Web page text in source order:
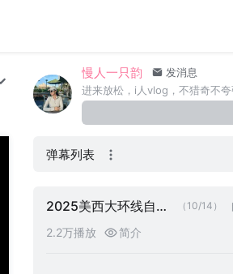
慢人一只韵
发消息
弹幕列表
2025美西大环线自驾
（10/14）
2.2万播放
简介
4K风景 | 一眼亿年科罗拉多大峡
诗级徒步路线 | 历史建筑 | 下冰雹 |
【4K风景】内华达火焰谷州立公园
Vlog沉浸式旅游 | 华纳兄弟影城看
生活大爆炸拍摄地 | 洛杉矶大火半
Vlog沉浸式旅游放松 | 大熊湖寻找